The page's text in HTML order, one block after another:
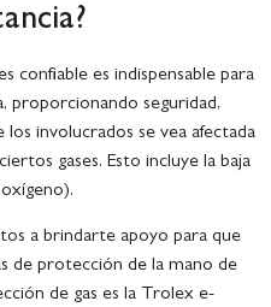
confiable es indispensable para
proporcionando seguridad,
involucrados se vea afectada
gases. Esto incluye la baja
a brindarte apoyo para que
de protección de la mano de
de gas es la Trolex e-